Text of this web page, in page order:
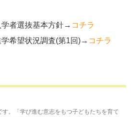
者選抜基本方針→ コチラ
希望状況調査(第1回)→ コチラ
。「学び進む意志をもつ子どもたちを育て